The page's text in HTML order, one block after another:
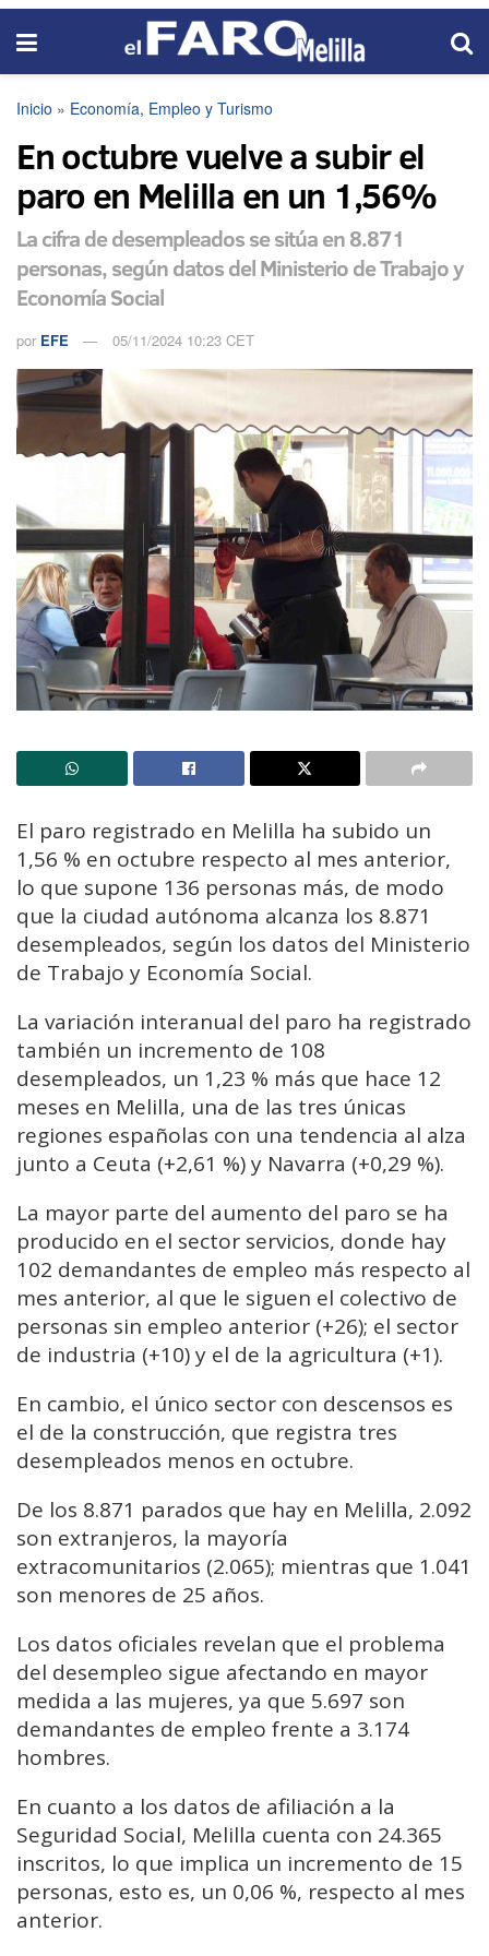
Inicio » Economía, Empleo y Turismo
En octubre vuelve a subir el
paro en Melilla en un 1,56%
La cifra de desempleados se sitúa en 8.871
personas, según datos del Ministerio de Trabajo y
Economía Social
por EFE 05/11/2024 10:23 CET
El paro registrado en Melilla ha subido un
1,56 % en octubre respecto al mes anterior,
lo que supone 136 personas más, de modo
que la ciudad autónoma alcanza los 8.871
desempleados, según los datos del Ministerio
de Trabajo y Economía Social.
La variación interanual del paro ha registrado
también un incremento de 108
desempleados, un 1,23 % más que hace 12
meses en Melilla, una de las tres únicas
regiones españolas con una tendencia al alza
junto a Ceuta (+2,61 %) y Navarra (+0,29 %).
La mayor parte del aumento del paro se ha
producido en el sector servicios, donde hay
102 demandantes de empleo más respecto al
mes anterior, al que le siguen el colectivo de
personas sin empleo anterior (+26); el sector
de industria (+10) y el de la agricultura (+1).
En cambio, el único sector con descensos es
el de la construcción, que registra tres
desempleados menos en octubre.
De los 8.871 parados que hay en Melilla, 2.092
son extranjeros, la mayoría
extracomunitarios (2.065); mientras que 1.041
son menores de 25 años.
Los datos oficiales revelan que el problema
del desempleo sigue afectando en mayor
medida a las mujeres, ya que 5.697 son
demandantes de empleo frente a 3.174
hombres.
En cuanto a los datos de afiliación a la
Seguridad Social, Melilla cuenta con 24.365
inscritos, lo que implica un incremento de 15
personas, esto es, un 0,06 %, respecto al mes
anterior.